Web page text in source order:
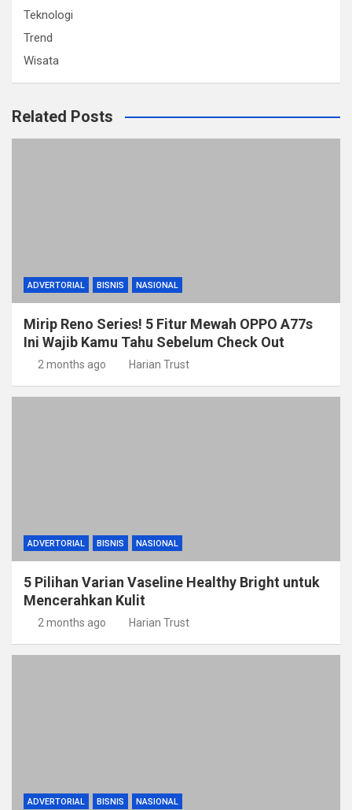
Teknologi
Trend
Wisata
Related Posts
ADVERTORIAL BISNIS NASIONAL
Mirip Reno Series! 5 Fitur Mewah OPPO A77s
Ini Wajib Kamu Tahu Sebelum Check Out
2 months ago Harian Trust
ADVERTORIAL BISNIS NASIONAL
5 Pilihan Varian Vaseline Healthy Bright untuk
Mencerahkan Kulit
2 months ago Harian Trust
ADVERTORIAL BISNIS NASIONAL